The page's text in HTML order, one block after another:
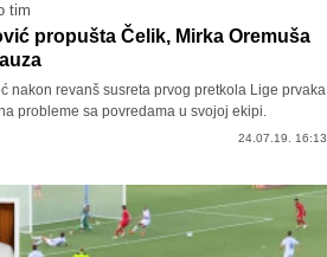
tim
propušta Čelik, Mirka Oremuša
nakon revanš susreta prvog pretkola Lige prvaka
probleme sa povredama u svojoj ekipi.
24.07.19. 16:13